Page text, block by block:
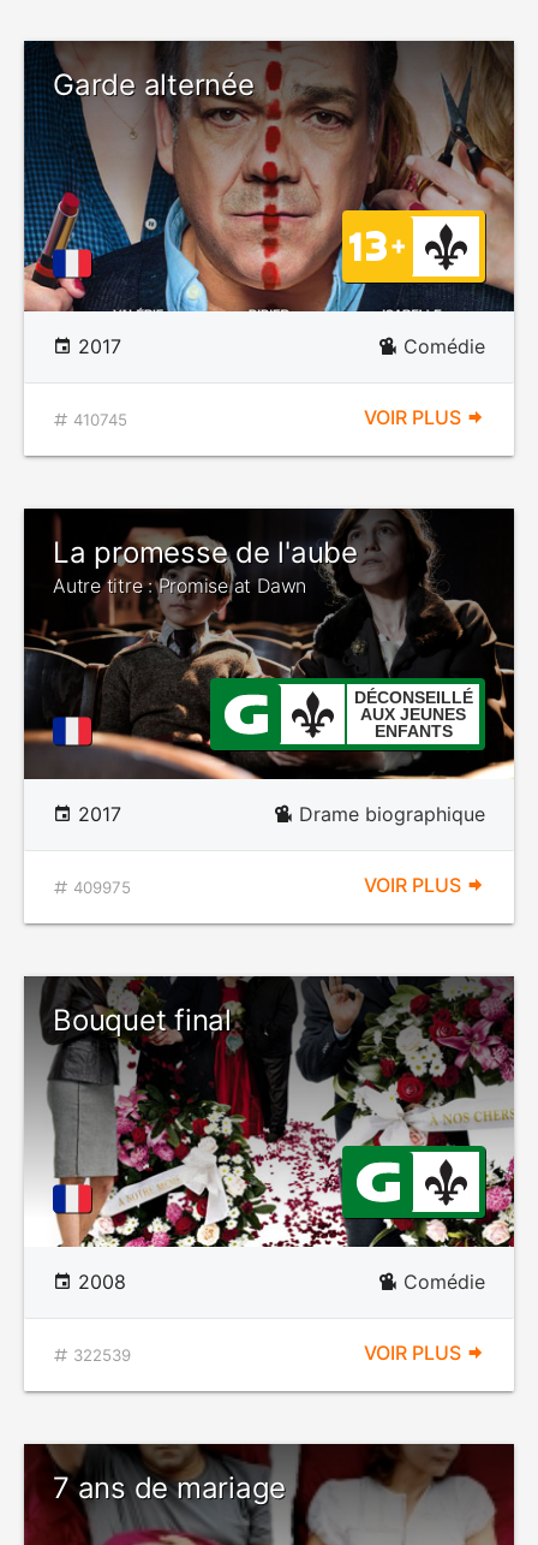
Garde alternée
2017 Comédie
410745 VOIR PLUS
La promesse de l'aube
Autre titre : Promise at Dawn
DÉCONSEILLÉ
AUX JEUNES
ENFANTS
2017 Drame biographique
409975 VOIR PLUS
Bouquet final
2008 Comédie
322539 VOIR PLUS
7 ans de mariage